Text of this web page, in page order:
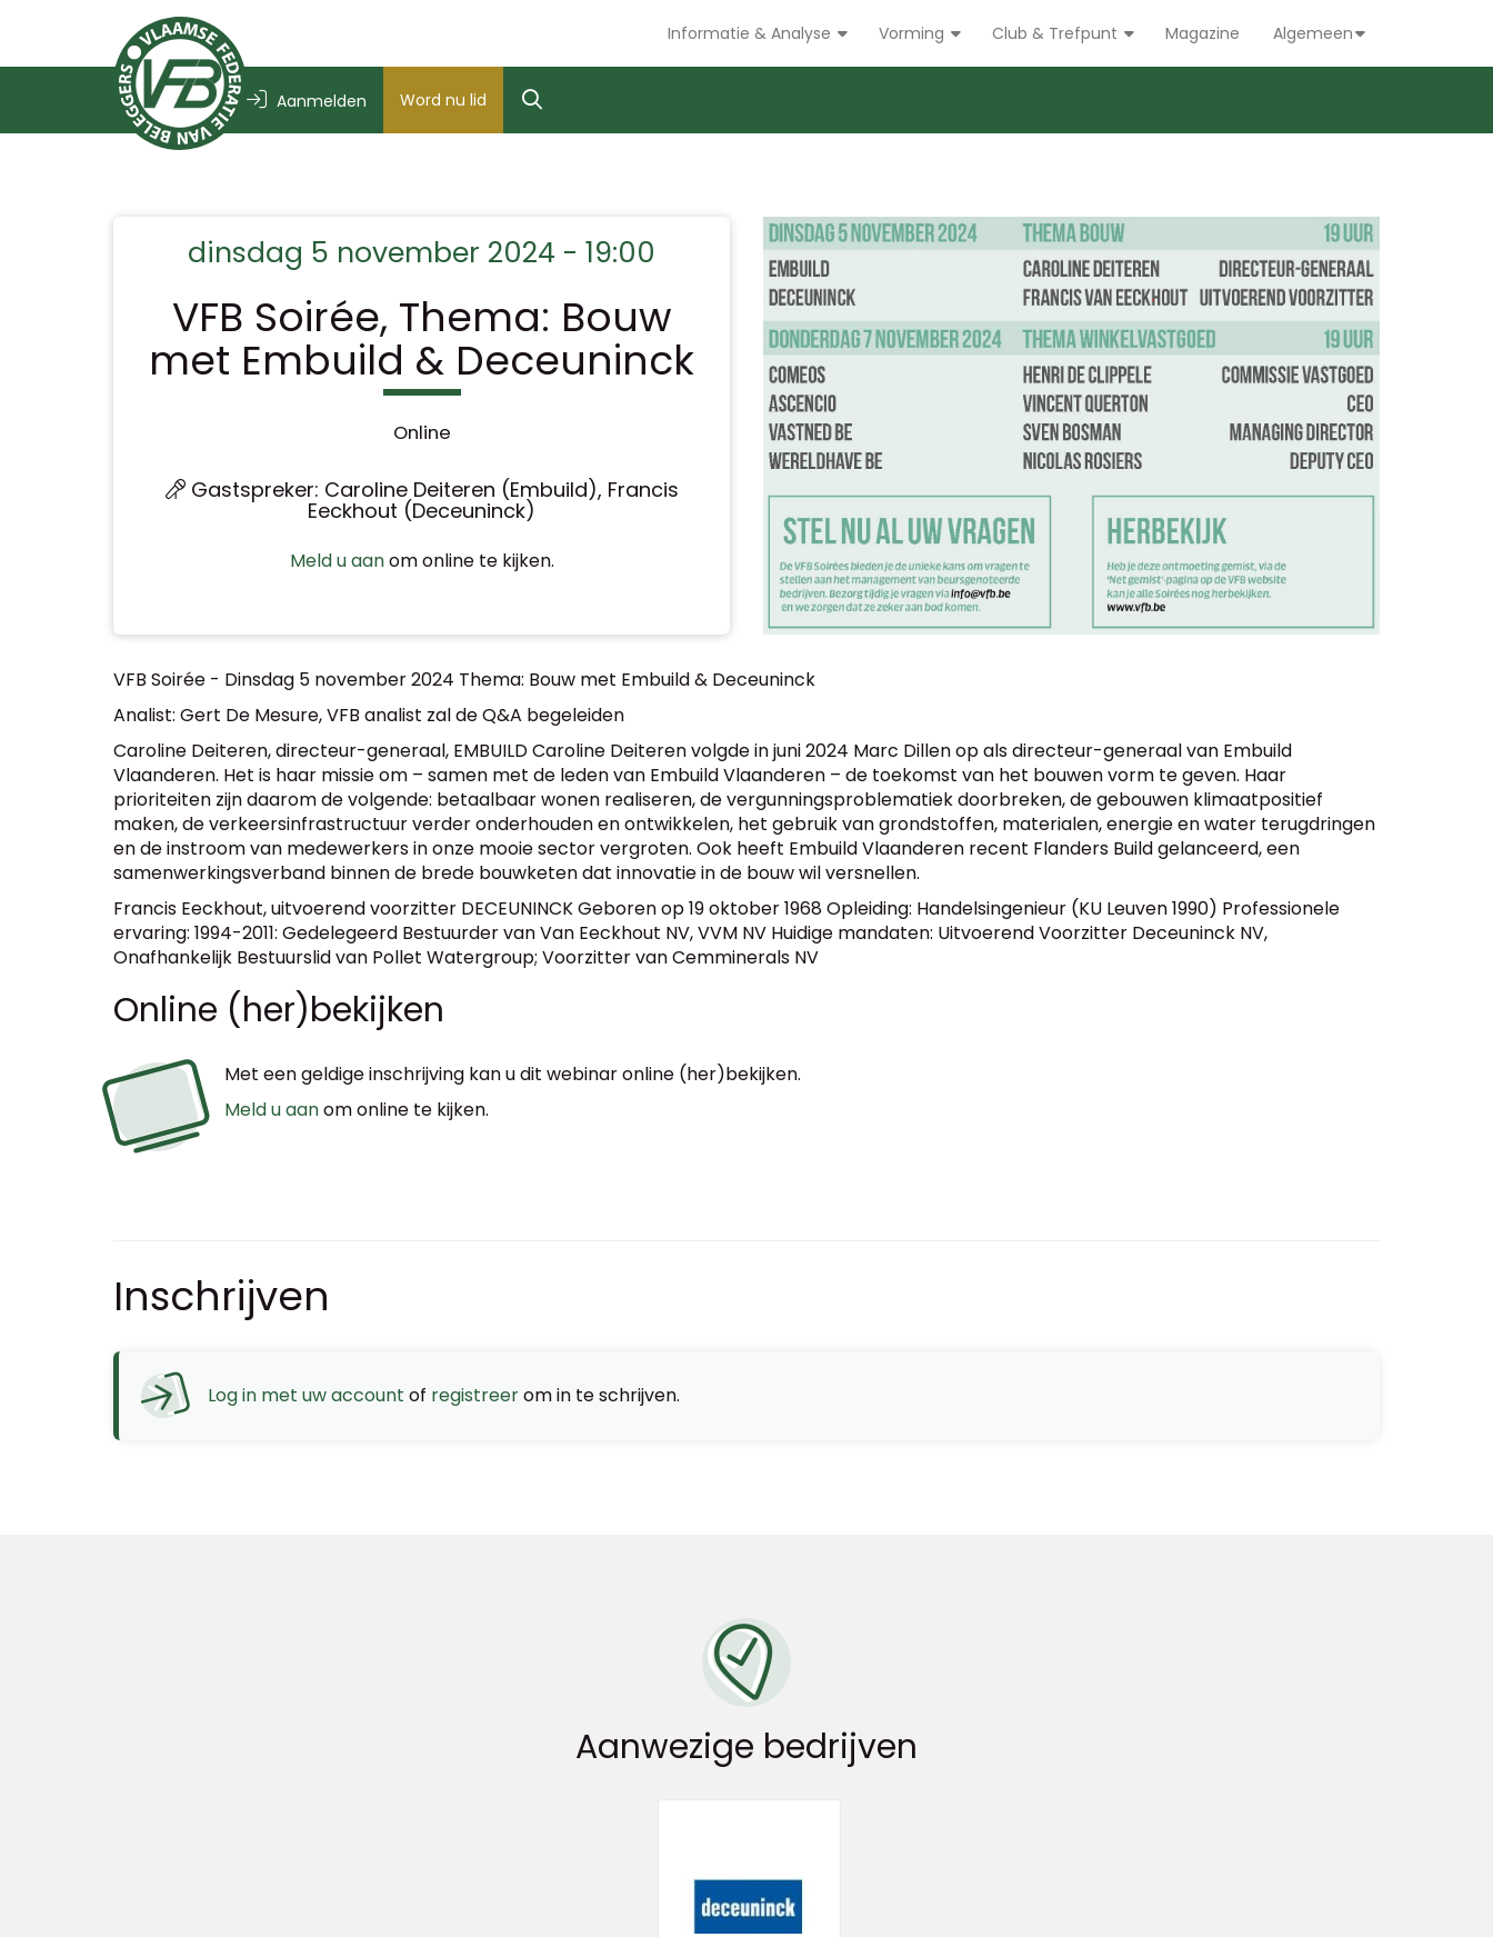
Informatie & Analyse Vorming Club & Trefpunt Magazine Algemeen
Aanmelden Word nu lid
dinsdag 5 november 2024 - 19:00
VFB Soirée, Thema: Bouw
met Embuild & Deceuninck
Online
Gastspreker: Caroline Deiteren (Embuild), Francis
Eeckhout (Deceuninck)
Meld u aanom online te kijken.
VFB Soirée - Dinsdag 5 november 2024 Thema: Bouw met Embuild & Deceuninck
Analist: Gert De Mesure, VFB analist zal de Q&A begeleiden
Caroline Deiteren, directeur-generaal, EMBUILD Caroline Deiteren volgde in juni 2024 Marc Dillen op als directeur-generaal van Embuild
Vlaanderen. Het is haar missie om – samen met de leden van Embuild Vlaanderen – de toekomst van het bouwen vorm te geven. Haar
prioriteiten zijn daarom de volgende: betaalbaar wonen realiseren, de vergunningsproblematiek doorbreken, de gebouwen klimaatpositief
maken, de verkeersinfrastructuur verder onderhouden en ontwikkelen, het gebruik van grondstoffen, materialen, energie en water terugdringen
en de instroom van medewerkers in onze mooie sector vergroten. Ook heeft Embuild Vlaanderen recent Flanders Build gelanceerd, een
samenwerkingsverband binnen de brede bouwketen dat innovatie in de bouw wil versnellen.
Francis Eeckhout, uitvoerend voorzitter DECEUNINCK Geboren op 19 oktober 1968 Opleiding: Handelsingenieur (KU Leuven 1990) Professionele
ervaring: 1994-2011: Gedelegeerd Bestuurder van Van Eeckhout NV, VVM NV Huidige mandaten: Uitvoerend Voorzitter Deceuninck NV,
Onafhankelijk Bestuurslid van Pollet Watergroup; Voorzitter van Cemminerals NV
Online (her)bekijken
Met een geldige inschrijving kan u dit webinar online (her)bekijken.
Meld u aanom online te kijken.
Inschrijven
Log in met uw account of registreerom in te schrijven.
Aanwezige bedrijven